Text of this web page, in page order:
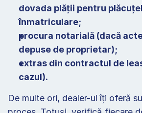
dovada plății pentru
înmatriculare;
procura notarială (dacă
depuse de proprietar);
extras din contractul de
cazul).
De multe ori, dealer-ul îți oferă